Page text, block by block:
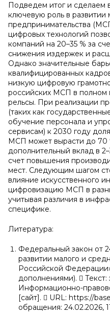
Подведем итог и сделаем
ключевую роль в развитии
предпринимательства
цифровых технологий
компаний на 20–35 % за
снижения издержек и
Однако значительные
квалифицированных
низкую цифровую
российских МСП в полном
рельсы. При реализации
(таких как
обучение персонала и
сервисам) к 2030 году
МСП может вырасти до 70
дополнительный вклад в
счет повышения
мест. Следующим шагом
влияние искусственного
цифровизацию МСП в
учитывая различия в
специфике.
Литература:
Федеральный закон от
развитии малого и
Российской
дополнениями). 
Информационно-
[сайт].  URL: https://
обращения: 24.02.2026,